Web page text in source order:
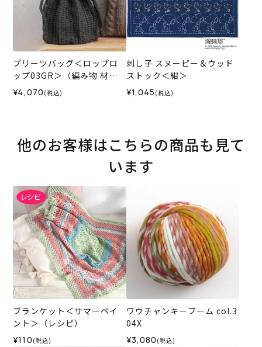
プリーツバッグ＜ロップロ
ップ03GR＞（編み物 材料
セット）
¥4,070 (税込)
刺し子 スヌーピー＆ウッド
ストック＜紺＞
¥1,045 (税込)
他のお客様はこちらの商品も見て
います
ブランケット＜サマーペイ
ント＞（レシピ）
¥110 (税込)
ワウチャンキーブーム col.3
04X
¥3,080 (税込)